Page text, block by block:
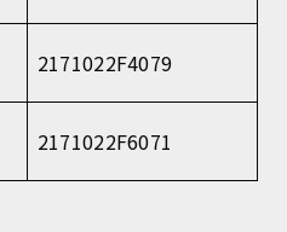
2171022F4079
2171022F6071